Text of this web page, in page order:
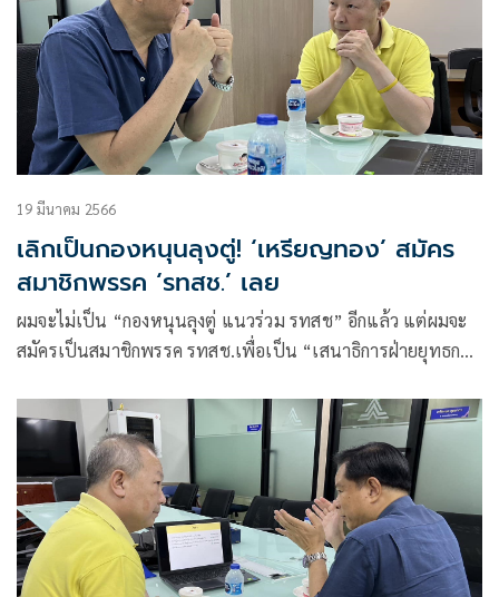
19 มีนาคม 2566
เลิกเป็นกองหนุนลุงตู่! ‘เหรียญทอง’ สมัคร
สมาชิกพรรค ‘รทสช.’ เลย
ผมจะไม่เป็น “กองหนุนลุงตู่ แนวร่วม รทสช” อีกแล้ว แต่ผมจะ
สมัครเป็นสมาชิกพรรค รทสช.เพื่อเป็น “เสนาธิการฝ่ายยุทธการ